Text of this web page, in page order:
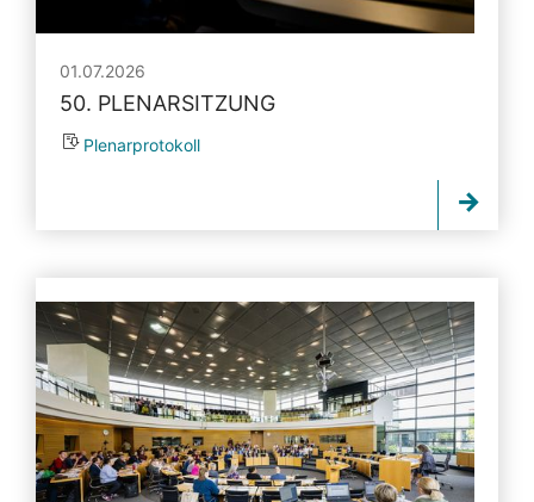
01.07.2026
50. PLENARSITZUNG
Plenarprotokoll